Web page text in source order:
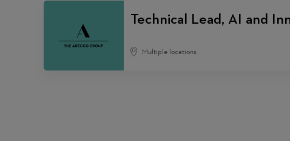
Technical Lead, AI and
Multiple locations